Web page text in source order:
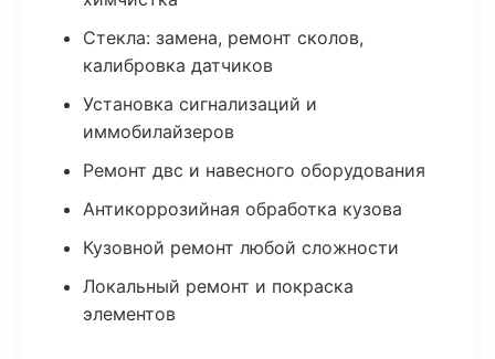
Стекла: замена, ремонт сколов,
калибровка датчиков
Установка сигнализаций и
иммобилайзеров
Ремонт двс и навесного оборудования
Антикоррозийная обработка кузова
Кузовной ремонт любой сложности
Локальный ремонт и покраска
элементов